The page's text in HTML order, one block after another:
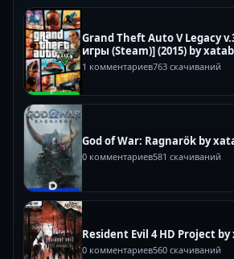
Grand Theft Auto V Legacy
игры (Steam)] (2015) by xatab
1 комментариев763 скачиваний
God of War: Ragnarök by
0 комментариев581 скачиваний
Resident Evil 4 HD Project
0 комментариев560 скачиваний